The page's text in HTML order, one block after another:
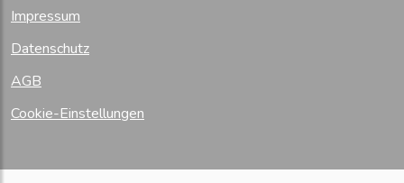
Impressum
Datenschutz
AGB
Cookie-Einstellungen